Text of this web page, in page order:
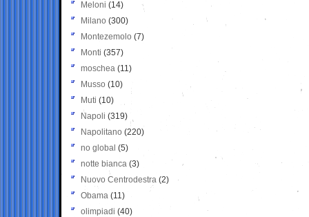
Meloni (14)
Milano (300)
Montezemolo (7)
Monti (357)
moschea (11)
Musso (10)
Muti (10)
Napoli (319)
Napolitano (220)
no global (5)
notte bianca (3)
Nuovo Centrodestra (2)
Obama (11)
olimpiadi (40)